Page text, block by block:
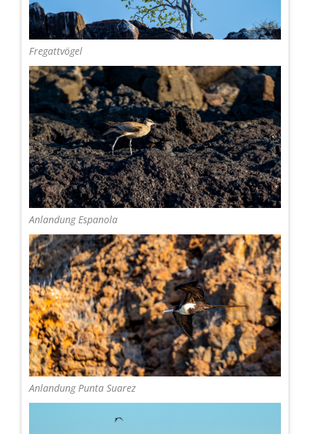
Fregattvögel
Anlandung Espanola
Anlandung Punta Suarez